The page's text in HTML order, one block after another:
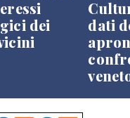
dei
dati